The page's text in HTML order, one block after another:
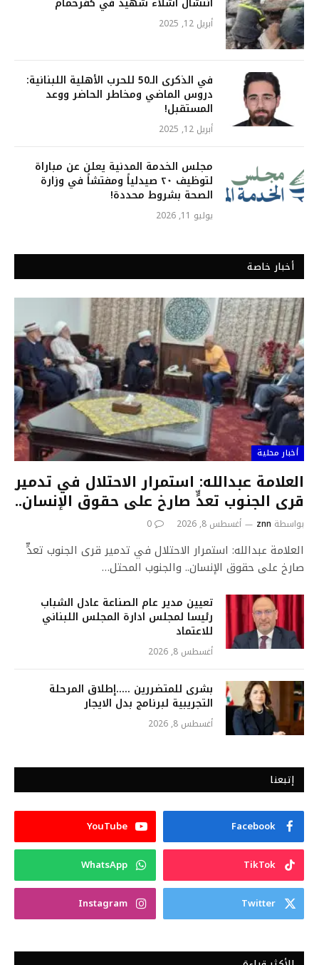
أبريل 12, 2025
في الذكرى الـ50 للحرب الأهلية اللبنانية:
دروس الماضي ومخاطر الحاضر ووعد
المستقبل!
أبريل 12, 2025
مجلس الخدمة المدنية يعلن عن مباراة
لتوظيف ٢٠ صيدلياً ومفتشاً في وزارة
الصحة بشروط محددة!
يوليو 11, 2026
أخبار خاصة
أخبار محلية
العلامة عبدالله: استمرار الاحتلال في تدمير
قرى الجنوب تعدٍّ صارخ على حقوق الإنسان..
بواسطة znn أغسطس 8, 2026 0
العلامة عبدالله: استمرار الاحتلال في تدمير قرى الجنوب تعدٍّ
صارخ على حقوق الإنسان.. والجنوب المحتل…
تعيين مدير عام الصناعة عادل الشباب
رئيسا لمجلس ادارة المجلس اللبناني
للاعتماد
أغسطس 8, 2026
بشرى للمتضررين …..إطلاق المرحلة
التجريبية لبرنامج بدل الايجار
أغسطس 8, 2026
إتبعنا
Facebook
YouTube
TikTok
WhatsApp
Twitter
Instagram